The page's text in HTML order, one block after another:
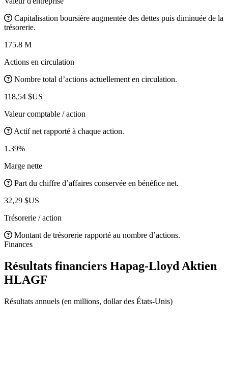
Capitalisation boursière augmentée des dettes puis diminuée de la
trésorerie.
175.8 M
Actions en circulation
Nombre total d’actions actuellement en circulation.
118,54 $US
Valeur comptable / action
Actif net rapporté à chaque action.
1.39%
Marge nette
Part du chiffre d’affaires conservée en bénéfice net.
32,29 $US
Trésorerie / action
Montant de trésorerie rapporté au nombre d’actions.
Finances
Résultats financiers Hapag-Lloyd Aktien
HLAGF
Résultats annuels (en millions, dollar des États-Unis)